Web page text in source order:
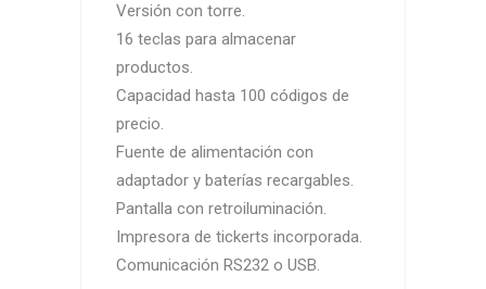
Versión con torre.
16 teclas para almacenar
productos.
Capacidad hasta 100 códigos de
precio.
Fuente de alimentación con
adaptador y baterías recargables.
Pantalla con retroiluminación.
Impresora de tickerts incorporada.
Comunicación RS232 o USB.